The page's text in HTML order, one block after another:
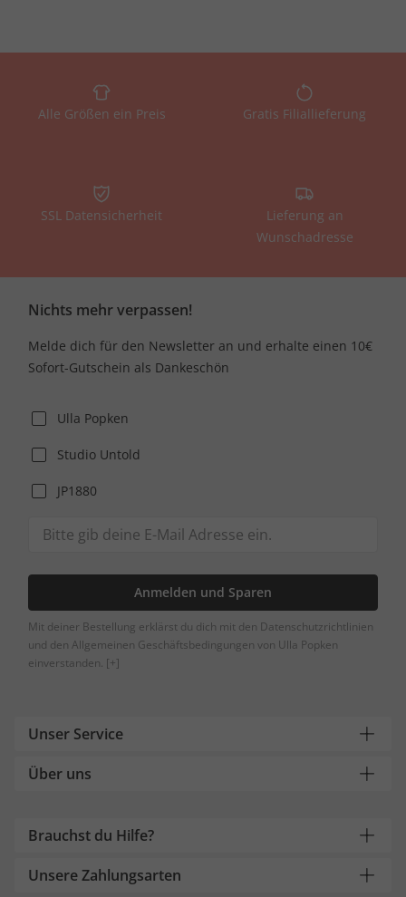
Alle Größen ein Preis Gratis Filiallieferung
SSL Datensicherheit
Lieferung an
Wunschadresse
Nichts mehr verpassen!
Melde dich für den Newsletter an und erhalte einen 10€
Sofort-Gutschein als Dankeschön
Ulla Popken
Studio Untold
JP1880
Anmelden und Sparen
Mit deiner Bestellung erklärst du dich mit den Datenschutzrichtlinien
und den Allgemeinen Geschäftsbedingungen von Ulla Popken
einverstanden. [+]
Unser Service
Über uns
Brauchst du Hilfe?
Unsere Zahlungsarten